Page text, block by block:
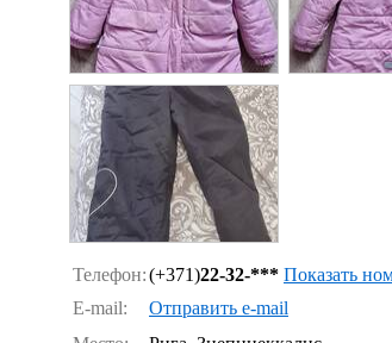
Телефон:(+371)22-32-*** Показать
E-mail:
Отправить e-mail